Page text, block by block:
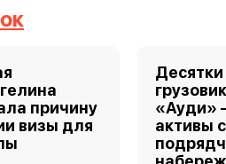
причину
визы для
«Ауди»
активы